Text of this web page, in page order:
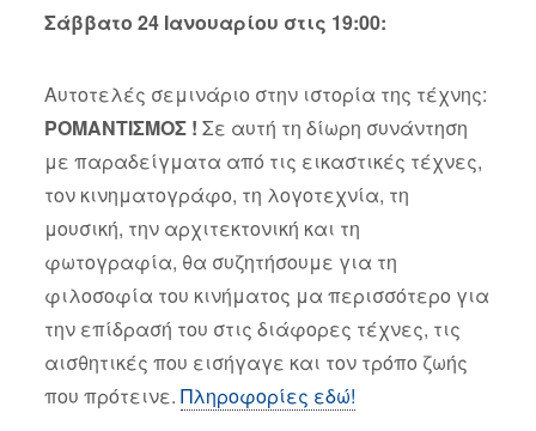
Σάββατο 24 Ιανουαρίου στις 19:00:
Αυτοτελές σεμινάριο στην ιστορία της τέχνης:
ΡΟΜΑΝΤΙΣΜΟΣ ! Σε αυτή τη δίωρη συνάντηση
με παραδείγματα από τις εικαστικές τέχνες,
τον κινηματογράφο, τη λογοτεχνία, τη
μουσική, την αρχιτεκτονική και τη
φωτογραφία, θα συζητήσουμε για τη
φιλοσοφία του κινήματος μα περισσότερο για
την επίδρασή του στις διάφορες τέχνες, τις
αισθητικές που εισήγαγε και τον τρόπο ζωής
που πρότεινε. Πληροφορίες εδώ!